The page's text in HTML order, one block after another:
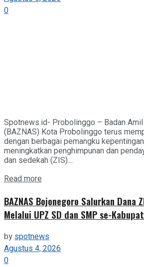
0
Spotnews.id- Probolinggo – Badan Amil
(BAZNAS) Kota Probolinggo terus
dengan berbagai pemangku
meningkatkan penghimpunan dan
dan sedekah (ZIS)....
Read more
BAZNAS Bojonegoro Salurkan Dana
Melalui UPZ SD dan SMP se-
by spotnews
Agustus 4, 2026
0